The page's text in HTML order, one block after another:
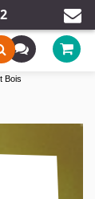
Bois